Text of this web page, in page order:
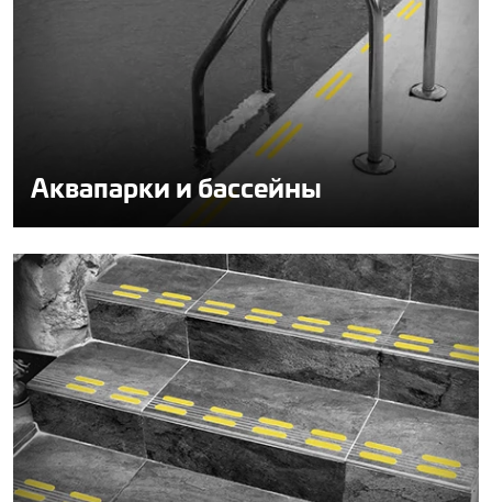
Аквапарки и бассейны